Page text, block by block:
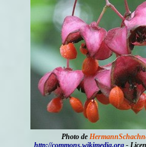
Photo de
http://commons.wikimedia.org-